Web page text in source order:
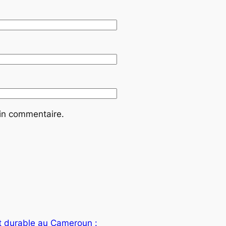
commentaire.
durable au Cameroun :